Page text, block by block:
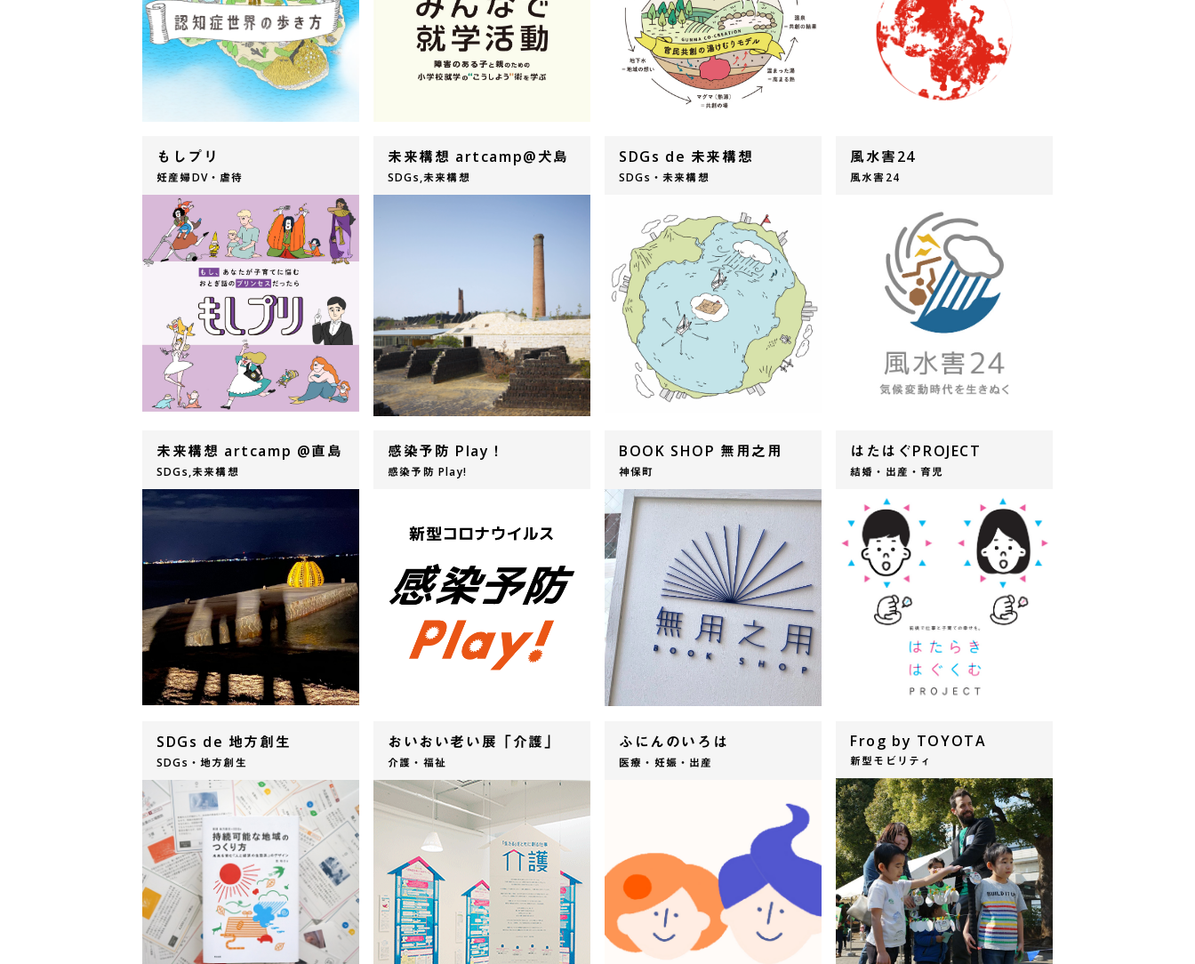
もしプリ
妊産婦DV・虐待
未来構想 artcamp@犬島
SDGs,未来構想
SDGs de 未来構想
SDGs・未来構想
風水害24
風水害24
未来構想 artcamp @直島
SDGs,未来構想
感染予防 Play！
感染予防 Play!
BOOK SHOP 無用之用
神保町
はたはぐPROJECT
結婚・出産・育児
SDGs de 地方創生
SDGs・地方創生
おいおい老い展「介護」
介護・福祉
ふにんのいろは
医療・妊娠・出産
Frog by TOYOTA
新型モビリティ